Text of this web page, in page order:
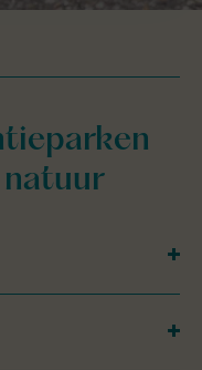
natuur